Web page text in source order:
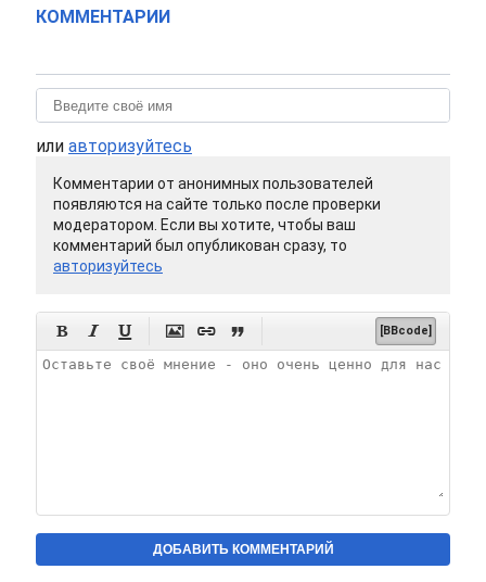
КОММЕНТАРИИ
или авторизуйтесь
Комментарии от анонимных пользователей
появляются на сайте только после проверки
модератором. Если вы хотите, чтобы ваш
комментарий был опубликован сразу, то
авторизуйтесь
      [BBcode]